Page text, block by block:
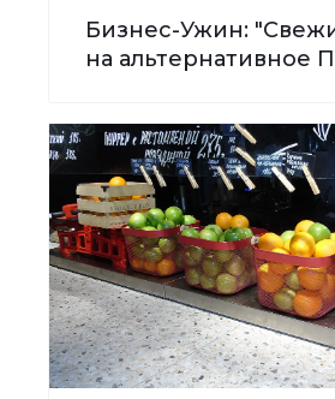
Бизнес-Ужин:
на альтернативное